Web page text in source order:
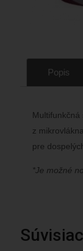
Popis
Multifunkčná
z
pre
*Je možné